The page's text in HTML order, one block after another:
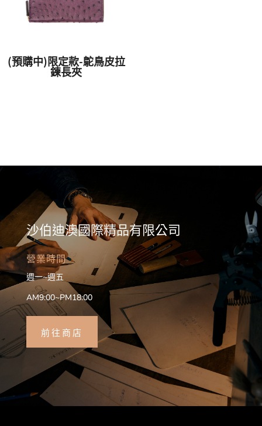
(預購中)限定款-鴕鳥皮拉
鍊長夾
沙伯迪澳國際精品有限公司
營業時間
週一~週五
AM9:00~PM18:00
前往商店